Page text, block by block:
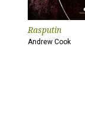
Rasputin
Andrew Cook